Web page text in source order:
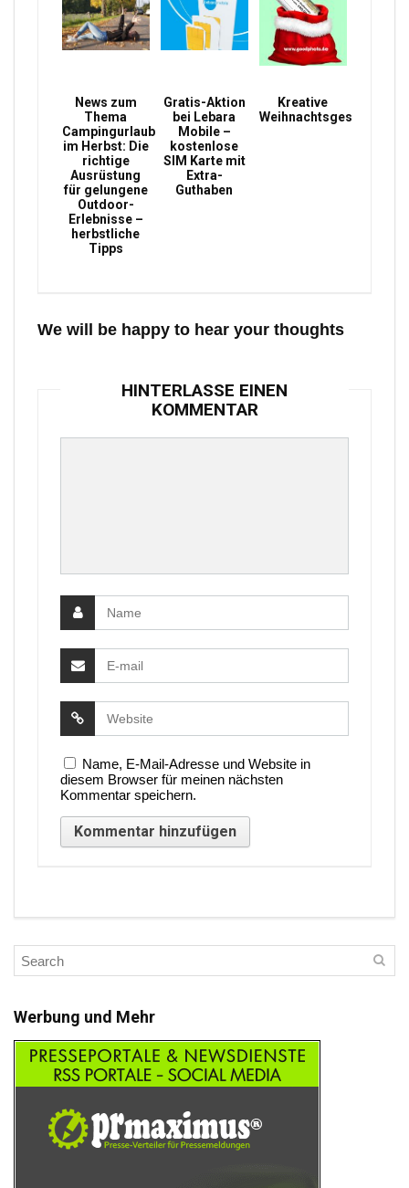
News zum
Thema
Campingurlaub
im Herbst: Die
richtige
Ausrüstung
für gelungene
Outdoor-
Erlebnisse –
herbstliche
Tipps
Gratis-Aktion
bei Lebara
Mobile –
kostenlose
SIM Karte mit
Extra-
Guthaben
Kreative
Weihnachtsgeschenke
We will be happy to hear your thoughts
HINTERLASSE EINEN
KOMMENTAR
Name, E-Mail-Adresse und Website in
diesem Browser für meinen nächsten
Kommentar speichern.
Werbung und Mehr